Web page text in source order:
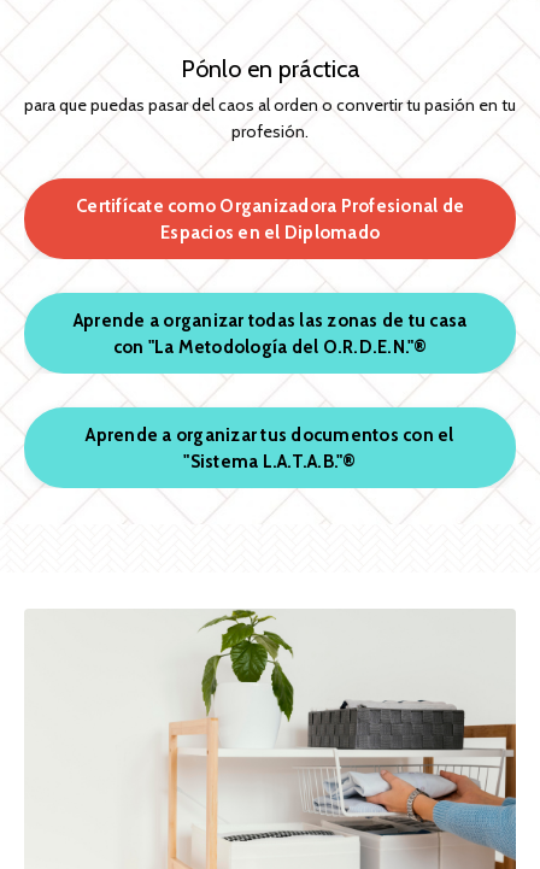
Pónlo en práctica
para que puedas pasar del caos al orden o convertir tu pasión en tu
profesión.
Certifícate como Organizadora Profesional de
Espacios en el Diplomado
Aprende a organizar todas las zonas de tu casa
con "La Metodología del O.R.D.E.N."®
Aprende a organizar tus documentos con el
"Sistema L.A.T.A.B."®